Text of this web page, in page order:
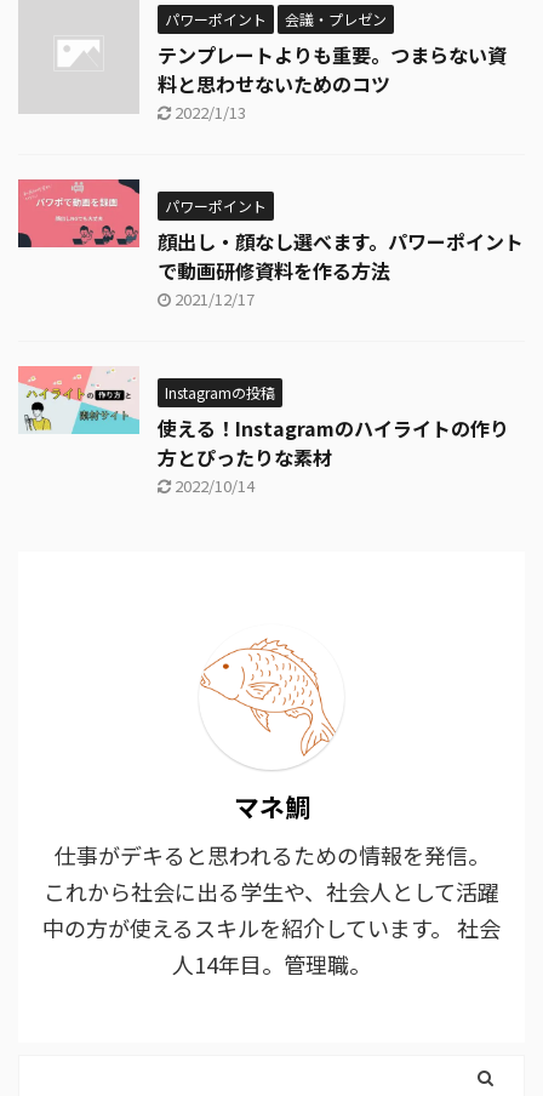
パワーポイント 会議・プレゼン
テンプレートよりも重要。つまらない資
料と思わせないためのコツ
2022/1/13
パワーポイント
顔出し・顔なし選べます。パワーポイント
で動画研修資料を作る方法
2021/12/17
Instagramの投稿
使える！Instagramのハイライトの作り
方とぴったりな素材
2022/10/14
マネ鯛
仕事がデキると思われるための情報を発信。
これから社会に出る学生や、社会人として活躍
中の方が使えるスキルを紹介しています。 社会
人14年目。管理職。